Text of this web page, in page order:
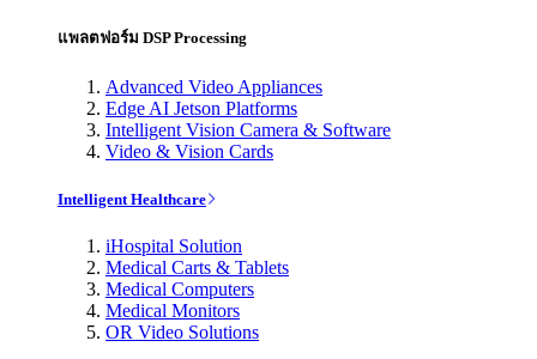
แพลตฟอร์ม DSP Processing
Advanced Video Appliances
Edge AI Jetson Platforms
Intelligent Vision Camera & Software
Video & Vision Cards
Intelligent Healthcare
iHospital Solution
Medical Carts & Tablets
Medical Computers
Medical Monitors
OR Video Solutions